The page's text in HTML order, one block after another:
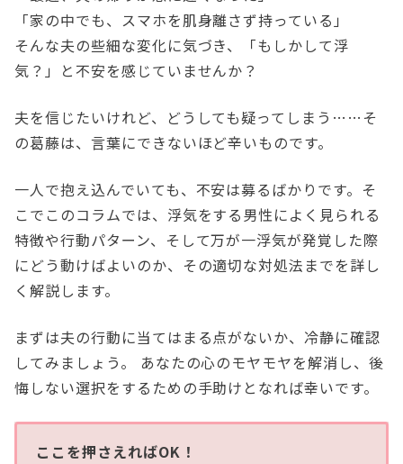
「家の中でも、スマホを肌身離さず持っている」
そんな夫の些細な変化に気づき、「もしかして浮
気？」と不安を感じていませんか？
夫を信じたいけれど、どうしても疑ってしまう……そ
の葛藤は、言葉にできないほど辛いものです。
一人で抱え込んでいても、不安は募るばかりです。そ
こでこのコラムでは、浮気をする男性によく見られる
特徴や行動パターン、そして万が一浮気が発覚した際
にどう動けばよいのか、その適切な対処法までを詳し
く解説します。
まずは夫の行動に当てはまる点がないか、冷静に確認
してみましょう。 あなたの心のモヤモヤを解消し、後
悔しない選択をするための手助けとなれば幸いです。
ここを押さえればOK！